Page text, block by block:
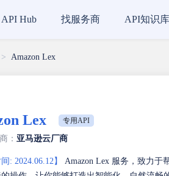
API Hub 找服务商 API知识库
> Amazon Lex
Lex 专用API
： 亚马逊云厂商
: 2024.06.12】
Amazon Lex 服务，致力于